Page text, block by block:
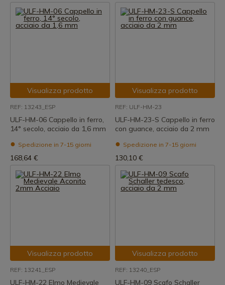
Visualizza prodotto
REF: 13243_ESP
ULF-HM-06 Cappello in ferro,
14° secolo, acciaio da 1,6 mm
Spedizione in 7-15 giorni
168,64 €
Visualizza prodotto
REF: ULF-HM-23
ULF-HM-23-S Cappello in ferro
con guance, acciaio da 2 mm
Spedizione in 7-15 giorni
130,10 €
Visualizza prodotto
REF: 13241_ESP
ULF-HM-22 Elmo Medievale
Visualizza prodotto
REF: 13240_ESP
ULF-HM-09 Scafo Schaller